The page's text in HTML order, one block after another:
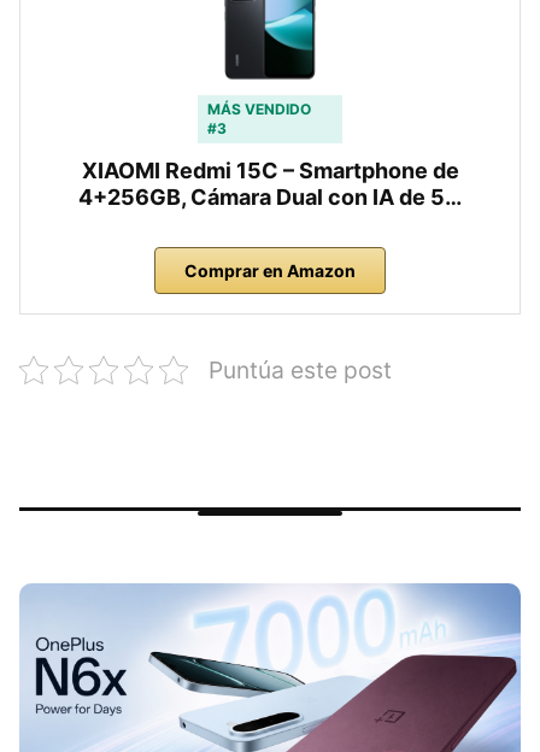
MÁS VENDIDO
#3
XIAOMI Redmi 15C – Smartphone de
4+256GB, Cámara Dual con IA de 5…
Comprar en Amazon
Puntúa este post